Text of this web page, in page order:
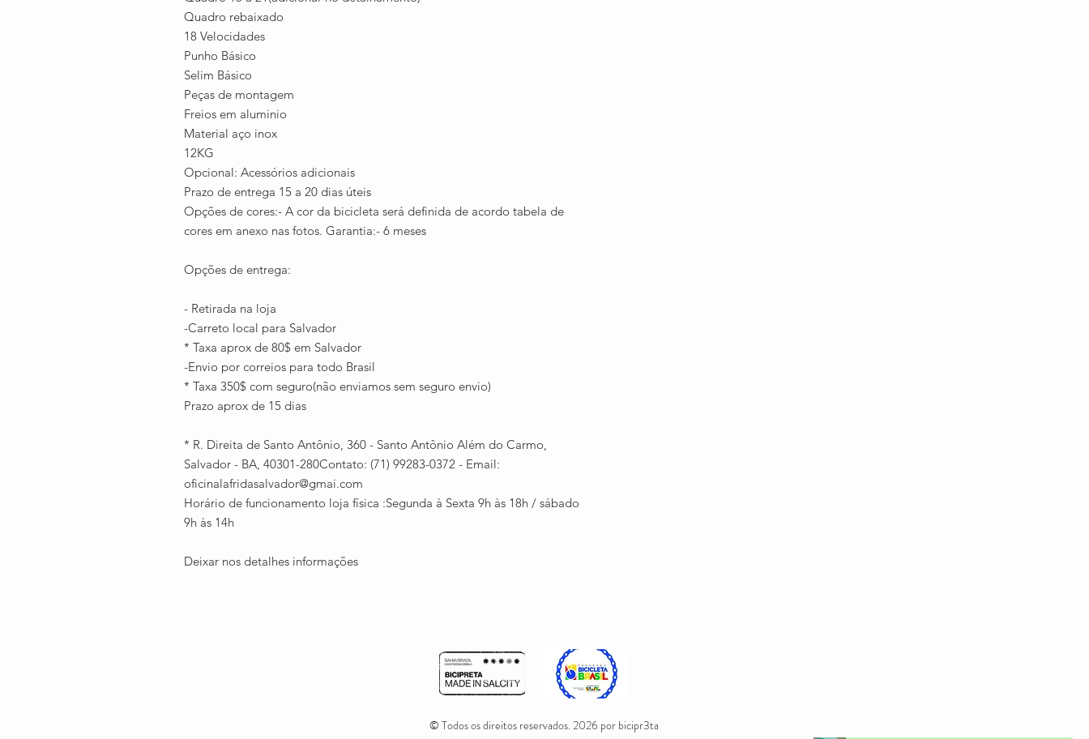
Quadro rebaixado
18 Velocidades
Punho Básico
Selim Básico
Peças de montagem
Freios em aluminio
Material aço inox
12KG
Opcional: Acessórios adicionais
Prazo de entrega 15 a 20 dias úteis
Opções de cores:- A cor da bicicleta será definida de acordo tabela de
cores em anexo nas fotos. Garantia:- 6 meses
Opções de entrega:
- Retirada na loja
-Carreto local para Salvador
* Taxa aprox de 80$ em Salvador
-Envio por correios para todo Brasil
* Taxa 350$ com seguro(não enviamos sem seguro envio)
Prazo aprox de 15 dias
* R. Direita de Santo Antônio, 360 - Santo Antônio Além do Carmo,
Salvador - BA, 40301-280Contato: (71) 99283-0372 - Email:​
oficinalafridasalvador@gmai.com
Horário de funcionamento loja física :Segunda à Sexta 9h às 18h / sábado
9h às 14h
Deixar nos detalhes informações
© Todos os direitos reservados. 2026 por bicipr3ta